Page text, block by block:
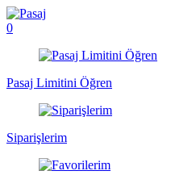
0
Pasaj Limitini Öğren
Siparişlerim